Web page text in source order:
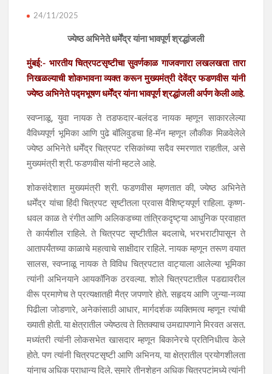
24/11/2025
ज्येष्ठ अभिनेते धर्मेंद्र यांना भावपूर्ण श्रद्धांजली
मुंबई:- भारतीय चित्रपटसृष्टीचा सुवर्णकाळ गाजवणारा लखलखता तारा
निखळल्याची शोकभावना व्यक्त करून मुख्यमंत्री देवेंद्र फडणवीस यांनी
ज्येष्ठ अभिनेते पद्मभूषण धर्मेंद्र यांना भावपूर्ण श्रद्धांजली अर्पण केली आहे.
स्वप्नाळू, युवा नायक ते तडफदार-बलंदड नायक म्हणून साकारलेल्या
वैविध्यपूर्ण भूमिका आणि पुढे बॉलिवुडचा हि-मॅन म्हणून लौकीक मिळवेलेले
ज्येष्ठ अभिनेते धर्मेंद्र चित्रपट रसिकांच्या सदैव स्मरणात राहतील, असे
मुख्यमंत्री श्री. फडणवीस यांनी म्हटले आहे.
शोकसंदेशात मुख्यमंत्री श्री. फडणवीस म्हणतात की, ज्येष्ठ अभिनेते
धर्मेंद्र यांचा हिंदी चित्रपट सृष्टीतला प्रवास वैशिष्ट्यपूर्ण राहिला. कृष्ण-
धवल काळ ते रंगीत आणि अलिकडच्या तांत्रिकदृष्ट्या आधुनिक प्रवाहात
ते कार्यशील राहिले. ते चित्रपट सृष्टीतील बदलाचे, भरभराटीपासून ते
आतापर्यंतच्या काळाचे महत्वाचे साक्षीदार राहिले. नायक म्हणून तरूण वयात
सालस, स्वप्नाळू नायक ते विविध चित्रपटात वाट्याला आलेल्या भूमिका
त्यांनी अभिनयाने आयकॉनिक ठरवल्या. शोले चित्रपटातील पडद्यावरील
वीरू प्रमाणेच ते प्रत्यक्षातही मैत्र जपणारे होते. सहृदय आणि जुन्या-नव्या
पिढीला जोडणारे, अनेकांसाठी आधार, मार्गदर्शक व्यक्तिमत्व म्हणून त्यांची
ख्याती होती. या क्षेत्रातील ज्येष्ठत्व ते तितक्याच उमद्यापणाने मिरवत असत.
मध्यंतरी त्यांनी लोकसभेत खासदार म्हणून बिकानेरचे प्रतिनिधीत्व केले
होते. पण त्यांनी चित्रपटसृष्टी आणि अभिनय, या क्षेत्रातील प्रयोगशीलता
यांनाच अधिक प्राधान्य दिले. सुमारे तीनशेहून अधिक चित्रपटांमध्ये त्यांनी